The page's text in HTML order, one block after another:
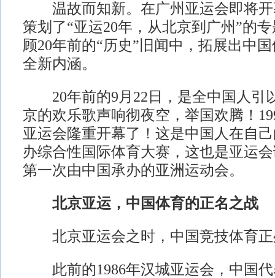
温故而知新。在广州亚运会即将开
策划了“亚运20年，从北京到广州”的
顾20年前的“历史”旧闻中，拓展出中
全新内涵。
20年前的9月22日，是全中国人引
京的欢乐歌声响彻夜空，举国欢腾！
亚运会隆重开幕了！这是中国人在自
办综合性国际体育大赛，这也是亚运
第一次由中国承办的亚洲运动会。
北京亚运，中国体育的正名之战
北京亚运会之时，中国竞技体育正
此前的1986年汉城亚运会，中国代